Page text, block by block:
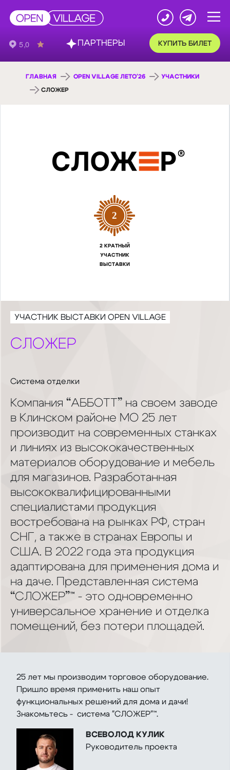
КУПИТЬ БИЛЕТ
ГЛАВНАЯ OPEN VILLAGE ЛЕТО'26 УЧАСТНИКИ
СЛОЖЕР
2
2 КРАТНЫЙ
УЧАСТНИК
ВЫСТАВКИ
УЧАСТНИК ВЫСТАВКИ OPEN VILLAGE
СЛОЖЕР
Система отделки
Компания “АББОТТ” на своем заводе
в Клинском районе МО 25 лет
производит на современных станках
и линиях из высококачественных
материалов оборудование и мебель
для магазинов. Разработанная
высококвалифицированными
специалистами продукция
востребована на рынках РФ, стран
СНГ, а также в странах Европы и
США. В 2022 года эта продукция
адаптирована для применения дома и
на даче. Представленная система
“СЛОЖЕР”™ - это одновременно
универсальное хранение и отделка
помещений, без потери площадей.
25 лет мы производим торговое оборудование.
Пришло время применить наш опыт
функциональных решений для дома и дачи!
Знакомьтесь - система "СЛОЖЕР"™.
ВСЕВОЛОД КУЛИК
Руководитель проекта